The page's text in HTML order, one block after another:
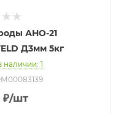
АНО-21
Д3мм 5кг
наличии: 1
₽/шт